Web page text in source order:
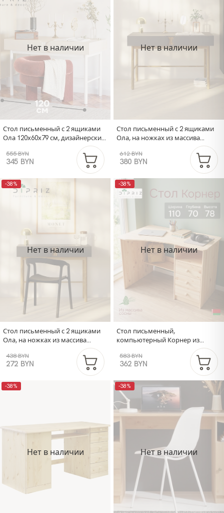
Нет в наличии
Стол письменный с 2 ящиками
Ола 120х60х79 см, дизайнерский
компьютерный стол на ножках,
ЛДСП/сосна
555 BYN
345 BYN
Нет в наличии
Стол письменный с 2 ящиками
Ола, на ножках из массива
612 BYN
380 BYN
Нет в наличии
-38%
Стол письменный с 2 ящиками
Ола, на ножках из массива
438 BYN
272 BYN
Нет в наличии
-38%
Стол письменный,
компьютерный Корнер из
583 BYN
362 BYN
Нет в наличии
-38%
Нет в наличии
-38%